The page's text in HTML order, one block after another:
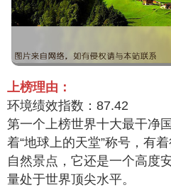
上榜理由：
环境绩效指数：87.42
第一个上榜世界十大最干净
着“地球上的天堂”称号，有
自然景点，它还是一个高度
量处于世界顶尖水平。